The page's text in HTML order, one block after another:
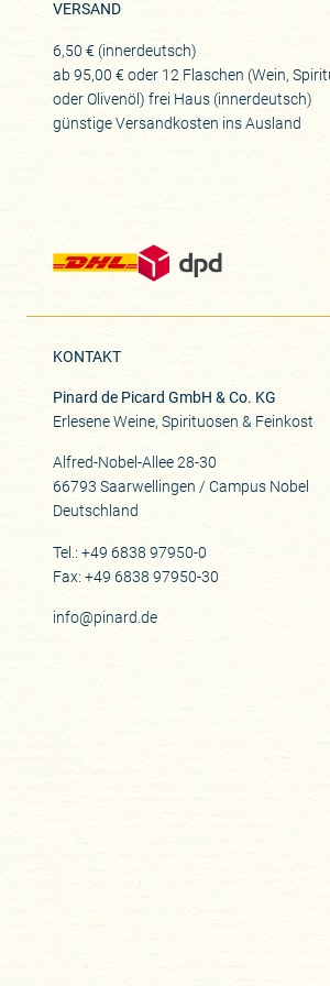
Piemont!
VERSAND
6,50 € (innerdeutsch)
ab 95,00 € oder 12 Flaschen (Wein,
oder Olivenöl) frei Haus (innerdeutsch)
günstige Versandkosten ins Ausland
KONTAKT
Pinard de Picard GmbH & Co. KG
Erlesene Weine, Spirituosen & Feinkost
Alfred-Nobel-Allee 28-30
66793 Saarwellingen / Campus Nobel
Deutschland
Tel.: +49 6838 97950-0
Fax: +49 6838 97950-30
info@pinard.de